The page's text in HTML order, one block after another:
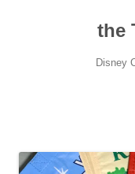
the
Disney